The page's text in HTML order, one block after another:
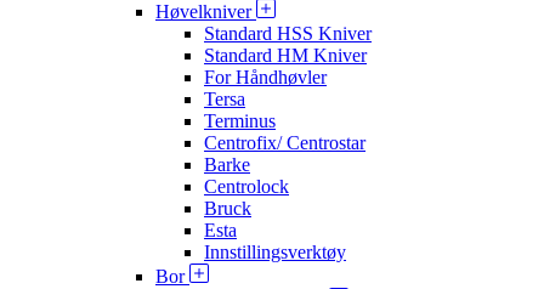
Høvelkniver
Standard HSS Kniver
Standard HM Kniver
For Håndhøvler
Tersa
Terminus
Centrofix/ Centrostar
Barke
Centrolock
Bruck
Esta
Innstillingsverktøy
Bor